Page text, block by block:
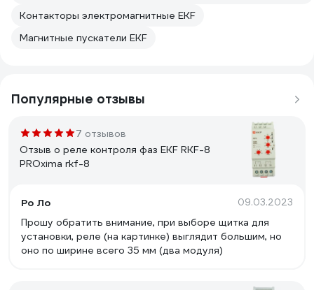
Контакторы электромагнитные EKF
Магнитные пускатели EKF
Популярные отзывы
7 отзывов
Отзыв о реле контроля фаз EKF RKF-8
PROxima rkf-8
Ро Ло 09.03.2023
Прошу обратить внимание, при выборе щитка для
установки, реле (на картинке) выглядит большим, но
оно по ширине всего 35 мм (два модуля)